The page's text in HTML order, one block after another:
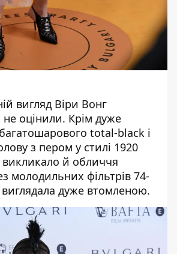
вигляд Віри Вонг
оцінили. Крім дуже
total-black і
з пером у стилі 1920
й обличчя
молодильних фільтрів 74-
виглядала дуже втомленою.